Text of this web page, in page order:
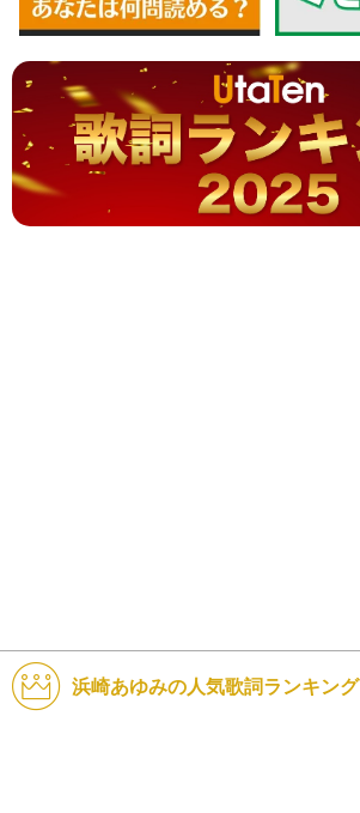
浜崎あゆみの人気歌詞ランキング